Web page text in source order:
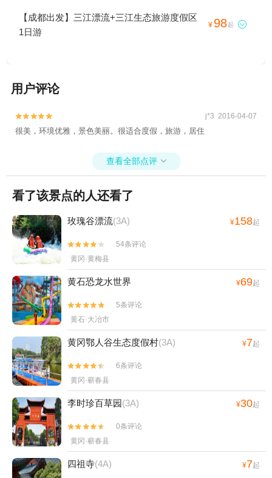
【成都出发】三江漂流+三江生态旅游度假区
1日游
¥ 98起 
用户评论

 j*3 2016-04-07
很美，环境优雅，景色美丽。很适合度假，旅游，居住
查看全部点评 
看了该景点的人还看了
玫瑰谷漂流(3A) ¥158起


54条评论
黄冈·黄梅县
黄石恐龙水世界 ¥69起


5条评论
黄石·大冶市
黄冈鄂人谷生态度假村(3A) ¥7起


6条评论
黄冈·蕲春县
李时珍百草园(3A) ¥30起


0条评论
黄冈·蕲春县
四祖寺(4A) ¥7起